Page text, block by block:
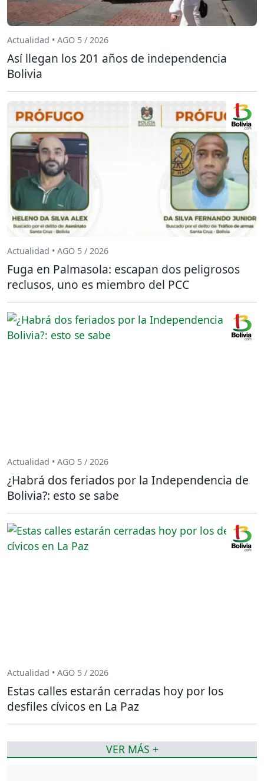
Actualidad • AGO 5 / 2026
Así llegan los 201 años de independencia
Bolivia
Actualidad • AGO 5 / 2026
Fuga en Palmasola: escapan dos peligrosos
reclusos, uno es miembro del PCC
Actualidad • AGO 5 / 2026
¿Habrá dos feriados por la Independencia de
Bolivia?: esto se sabe
Actualidad • AGO 5 / 2026
Estas calles estarán cerradas hoy por los
desfiles cívicos en La Paz
VER MÁS +